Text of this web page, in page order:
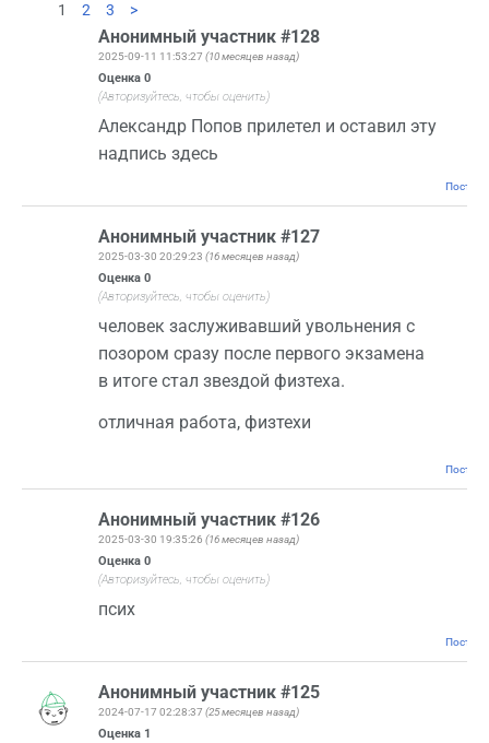
1 2 3 >
Анонимный участник #128
2025-09-11 11:53:27 (10 месяцев назад)
Оценка 0
(Авторизуйтесь, чтобы оценить)
Александр Попов прилетел и оставил эту
надпись здесь
Анонимный участник #127
2025-03-30 20:29:23 (16 месяцев назад)
Оценка 0
(Авторизуйтесь, чтобы оценить)
человек заслуживавший увольнения с
позором сразу после первого экзамена
в итоге стал звездой физтеха.
отличная работа, физтехи
Анонимный участник #126
2025-03-30 19:35:26 (16 месяцев назад)
Оценка 0
(Авторизуйтесь, чтобы оценить)
псих
Анонимный участник #125
2024-07-17 02:28:37 (25 месяцев назад)
Оценка 1